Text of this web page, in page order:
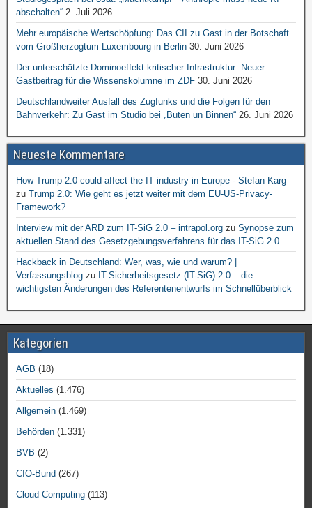
abschalten“ 2. Juli 2026
Mehr europäische Wertschöpfung: Das CII zu Gast in der Botschaft
vom Großherzogtum Luxembourg in Berlin 30. Juni 2026
Der unterschätzte Dominoeffekt kritischer Infrastruktur: Neuer
Gastbeitrag für die Wissenskolumne im ZDF 30. Juni 2026
Deutschlandweiter Ausfall des Zugfunks und die Folgen für den
Bahnverkehr: Zu Gast im Studio bei „Buten un Binnen“ 26. Juni 2026
Neueste Kommentare
How Trump 2.0 could affect the IT industry in Europe - Stefan Karg
zu Trump 2.0: Wie geht es jetzt weiter mit dem EU-US-Privacy-
Framework?
Interview mit der ARD zum IT-SiG 2.0 – intrapol.org zu Synopse zum
aktuellen Stand des Gesetzgebungsverfahrens für das IT-SiG 2.0
Hackback in Deutschland: Wer, was, wie und warum? |
Verfassungsblog zu IT-Sicherheitsgesetz (IT-SiG) 2.0 – die
wichtigsten Änderungen des Referentenentwurfs im Schnellüberblick
Kategorien
AGB (18)
Aktuelles (1.476)
Allgemein (1.469)
Behörden (1.331)
BVB (2)
CIO-Bund (267)
Cloud Computing (113)